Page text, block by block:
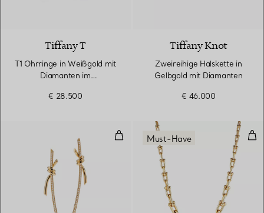
Tiffany T
T1 Ohrringe in Weißgold mit
Diamanten im
Diamanten
€ 28.500
Tiffany Knot
Zweireihige Halskette in
Gelbgold mit Diamanten
€ 46.000
Ohrhänger in Gelbgold mit
Must-Have